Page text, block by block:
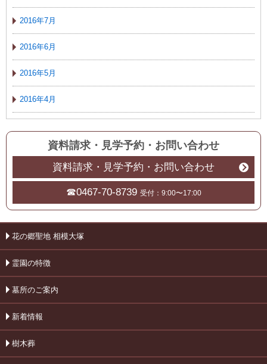
2016年7月
2016年6月
2016年5月
2016年4月
資料請求・見学予約 ・ お問い合わせ
資料請求・見学予約・お問い合わせ
☎0467-70-8739 受付：9:00〜17:00
花の郷聖地 相模大塚
霊園の特徴
墓所のご案内
新着情報
樹木葬